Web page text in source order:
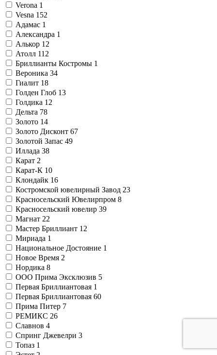
Verona 1
Vesna 152
Адамас 1
Александра 1
Алькор 12
Атолл 112
Бриллианты Костромы 1
Вероника 34
Гиалит 18
Голден Глоб 13
Голдика 12
Дельта 78
Золото 14
Золото Дисконт 67
Золотой Запас 49
Иллада 38
Карат 2
Карат-К 10
Клондайк 16
Костромской ювелирный Завод 23
Красносельский Ювелирпром 8
Красносельский ювелир 39
Магнат 22
Мастер Бриллиант 12
Мириада 1
Национальное Достояние 1
Новое Время 2
Нордика 8
ООО Прима Эксклюзив 5
Первая Бриллиантовая 1
Первая Бриллиантовая 60
Прима Питер 7
РЕМИКС 26
Славнов 4
Спринг Джевелри 3
Топаз 1